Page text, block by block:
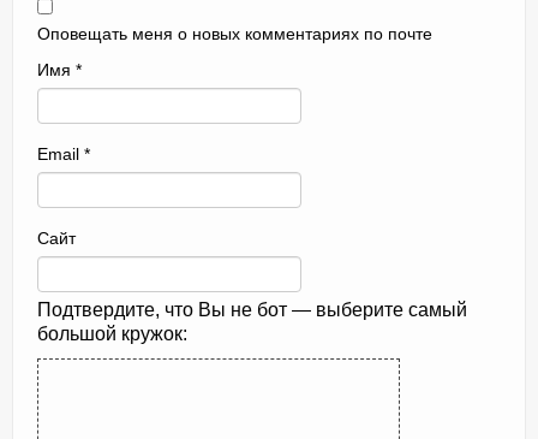
Оповещать меня о новых комментариях по почте
Имя *
Email *
Сайт
Подтвердите, что Вы не бот — выберите самый
большой кружок: